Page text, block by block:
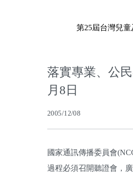
第25屆台灣兒
落實專業、公
月8日
2005/12/08
國家通訊傳播委員會
過程必須召開聽證會，